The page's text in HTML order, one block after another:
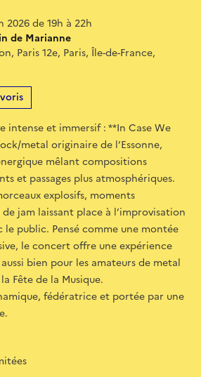
2026 de 19h à 22h
de Marianne
Paris 12e, Paris, Île-de-France,
intense et immersif : **In Case We
metal originaire de l’Essonne,
mêlant compositions
et passages plus atmosphériques.
explosifs, moments
jam laissant place à l’improvisation
public. Pensé comme une montée
le concert offre une expérience
bien pour les amateurs de metal
Fête de la Musique.
fédératrice et portée par une